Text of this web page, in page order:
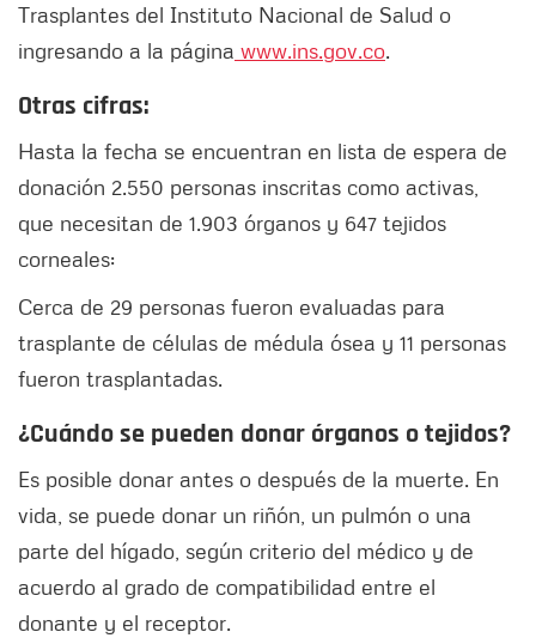
Trasplantes del Instituto Nacional de Salud o
ingresando a la página www.ins.gov.co.
Otras cifras:
Hasta la fecha se encuentran en lista de espera de
donación 2.550 personas inscritas como activas,
que necesitan de 1.903 órganos y 647 tejidos
corneales:
Cerca de 29 personas fueron evaluadas para
trasplante de células de médula ósea y 11 personas
fueron trasplantadas.
¿Cuándo se pueden donar órganos o tejidos?
Es posible donar antes o después de la muerte. En
vida, se puede donar un riñón, un pulmón o una
parte del hígado, según criterio del médico y de
acuerdo al grado de compatibilidad entre el
donante y el receptor.